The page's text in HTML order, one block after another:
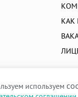
КАК
используем